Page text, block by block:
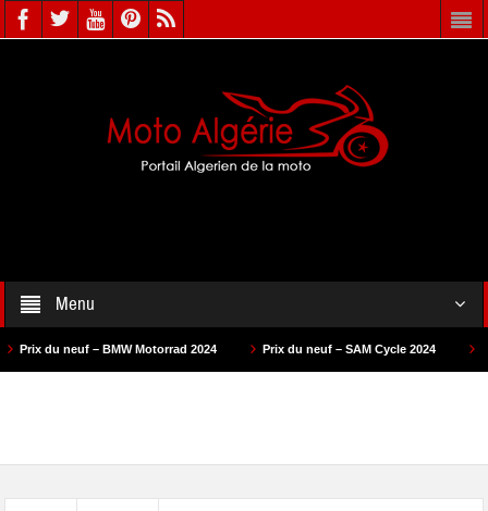
Menu
– BMW Motorrad 2024 Prix du neuf – SAM Cycle 2024 Prix du neuf